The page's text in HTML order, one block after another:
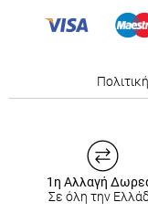
1η Αλλαγή
Σε όλη την